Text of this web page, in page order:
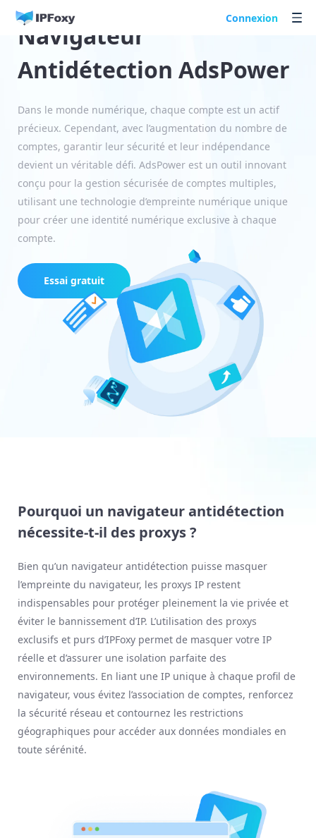
Connexion
Navigateur
Antidétection AdsPower
Dans le monde numérique, chaque compte est un actif
précieux. Cependant, avec l’augmentation du nombre de
comptes, garantir leur sécurité et leur indépendance
devient un véritable défi. AdsPower est un outil innovant
conçu pour la gestion sécurisée de comptes multiples,
utilisant une technologie d’empreinte numérique unique
pour créer une identité numérique exclusive à chaque
compte.
Essai gratuit
Pourquoi un navigateur antidétection
nécessite-t-il des proxys ?
Bien qu’un navigateur antidétection puisse masquer
l’empreinte du navigateur, les proxys IP restent
indispensables pour protéger pleinement la vie privée et
éviter le bannissement d’IP. L’utilisation des proxys
exclusifs et purs d’IPFoxy permet de masquer votre IP
réelle et d’assurer une isolation parfaite des
environnements. En liant une IP unique à chaque profil de
navigateur, vous évitez l’association de comptes, renforcez
la sécurité réseau et contournez les restrictions
géographiques pour accéder aux données mondiales en
toute sérénité.